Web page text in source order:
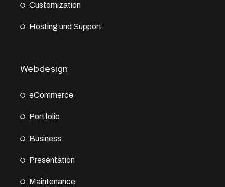
Customization
Hosting und Support
Webdesign
eCommerce
Portfolio
Business
Presentation
Maintenance